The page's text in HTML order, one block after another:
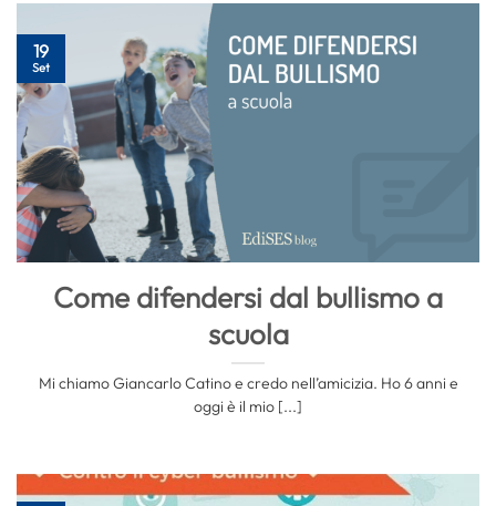
Come difendersi dal bullismo a
scuola
Mi chiamo Giancarlo Catino e credo nell’amicizia. Ho 6 anni e
oggi è il mio [...]
19
Set